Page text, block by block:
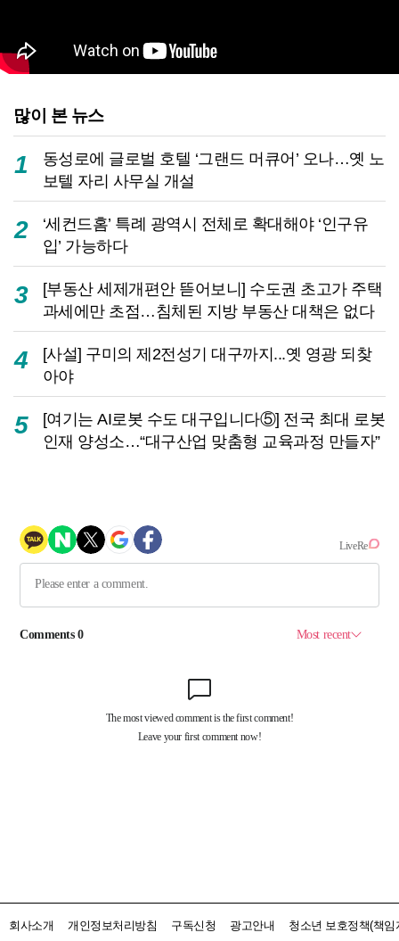
많이 본 뉴스
1
동성로에 글로벌 호텔 ‘그랜드 머큐어’ 오나…옛 노
보텔 자리 사무실 개설
2
‘세컨드홈’ 특례 광역시 전체로 확대해야 ‘인구유
입’ 가능하다
3
[부동산 세제개편안 뜯어보니] 수도권 초고가 주택
과세에만 초점…침체된 지방 부동산 대책은 없다
4
[사설] 구미의 제2전성기 대구까지...옛 영광 되찾
아야
5
[여기는 AI로봇 수도 대구입니다⑤] 전국 최대 로봇
인재 양성소…“대구산업 맞춤형 교육과정 만들자”
회사소개 개인정보처리방침 구독신청 광고안내 청소년 보호정책(책임